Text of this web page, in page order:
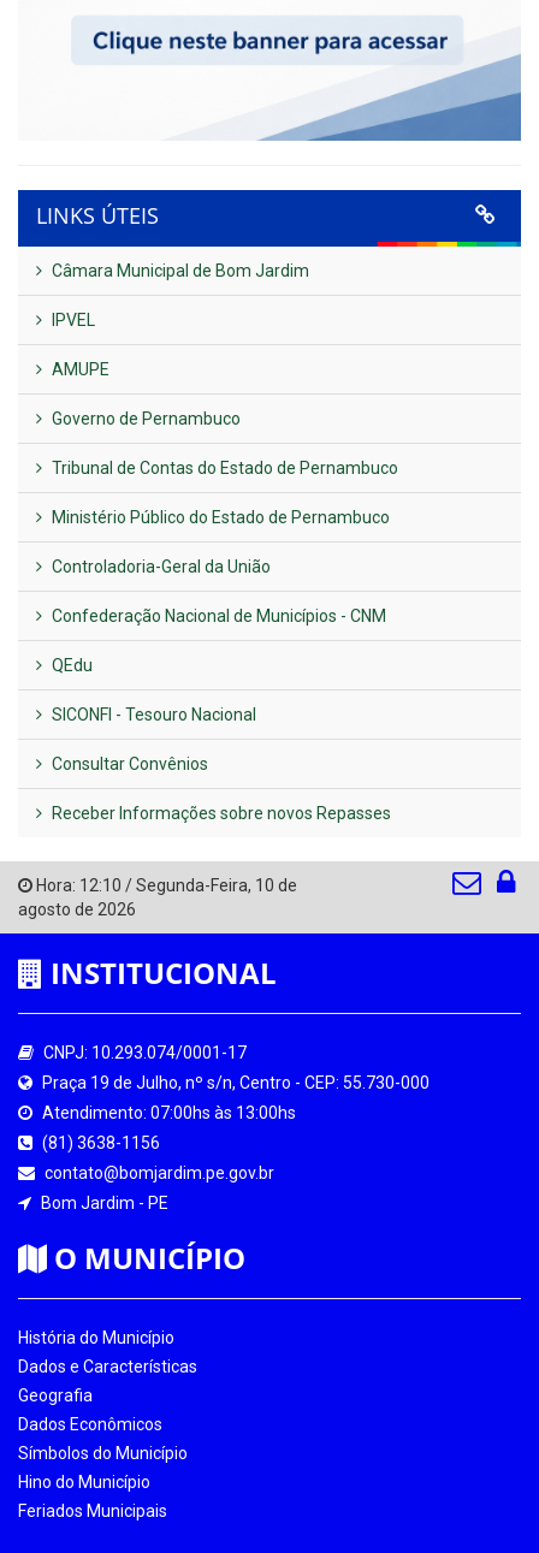
LINKS ÚTEIS
Câmara Municipal de Bom Jardim
IPVEL
AMUPE
Governo de Pernambuco
Tribunal de Contas do Estado de Pernambuco
Ministério Público do Estado de Pernambuco
Controladoria-Geral da União
Confederação Nacional de Municípios - CNM
QEdu
SICONFI - Tesouro Nacional
Consultar Convênios
Receber Informações sobre novos Repasses
Hora: 12:10 /Segunda-Feira, 10 de
agosto de 2026
INSTITUCIONAL
CNPJ: 10.293.074/0001-17
Praça 19 de Julho, nº s/n, Centro - CEP: 55.730-000
Atendimento: 07:00hs às 13:00hs
(81) 3638-1156
contato@bomjardim.pe.gov.br
Bom Jardim - PE
O MUNICÍPIO
História do Município
Dados e Características
Geografia
Dados Econômicos
Símbolos do Município
Hino do Município
Feriados Municipais